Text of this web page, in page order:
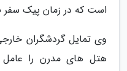
است که در زمان پیک
وی تمایل گردشگران
هتل های مدرن را